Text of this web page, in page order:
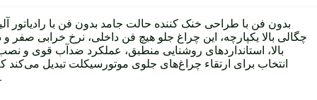
چگالی بالا یکپارچه، این چراغ جلو هیچ فن داخلی، نرخ خرابی صفر و
بالا، استانداردهای روشنایی منطبق، عملکرد ضدآب قوی و
انتخاب برای ارتقاء چراغ‌های جلوی موتورسیکلت تبدیل می‌کند
پایداری طولانی‌مدت شناخته شده است.